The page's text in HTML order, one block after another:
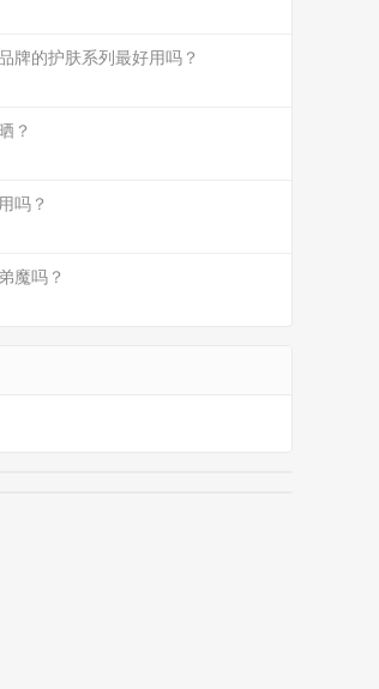
牌的护肤系列最好用吗？
？
吗？
魔吗？